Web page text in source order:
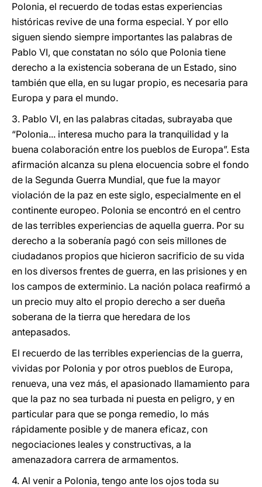
Polonia, el recuerdo de todas estas experiencias
históricas revive de una forma especial. Y por ello
siguen siendo siempre importantes las palabras de
Pablo VI, que constatan no sólo que Polonia tiene
derecho a la existencia soberana de un Estado, sino
también que ella, en su lugar propio, es necesaria para
Europa y para el mundo.
3. Pablo VI, en las palabras citadas, subrayaba que
“Polonia... interesa mucho para la tranquilidad y la
buena colaboración entre los pueblos de Europa”. Esta
afirmación alcanza su plena elocuencia sobre el fondo
de la Segunda Guerra Mundial, que fue la mayor
violación de la paz en este siglo, especialmente en el
continente europeo. Polonia se encontró en el centro
de las terribles experiencias de aquella guerra. Por su
derecho a la soberanía pagó con seis millones de
ciudadanos propios que hicieron sacrificio de su vida
en los diversos frentes de guerra, en las prisiones y en
los campos de exterminio. La nación polaca reafirmó a
un precio muy alto el propio derecho a ser dueña
soberana de la tierra que heredara de los
antepasados.
El recuerdo de las terribles experiencias de la guerra,
vividas por Polonia y por otros pueblos de Europa,
renueva, una vez más, el apasionado llamamiento para
que la paz no sea turbada ni puesta en peligro, y en
particular para que se ponga remedio, lo más
rápidamente posible y de manera eficaz, con
negociaciones leales y constructivas, a la
amenazadora carrera de armamentos.
4. Al venir a Polonia, tengo ante los ojos toda su